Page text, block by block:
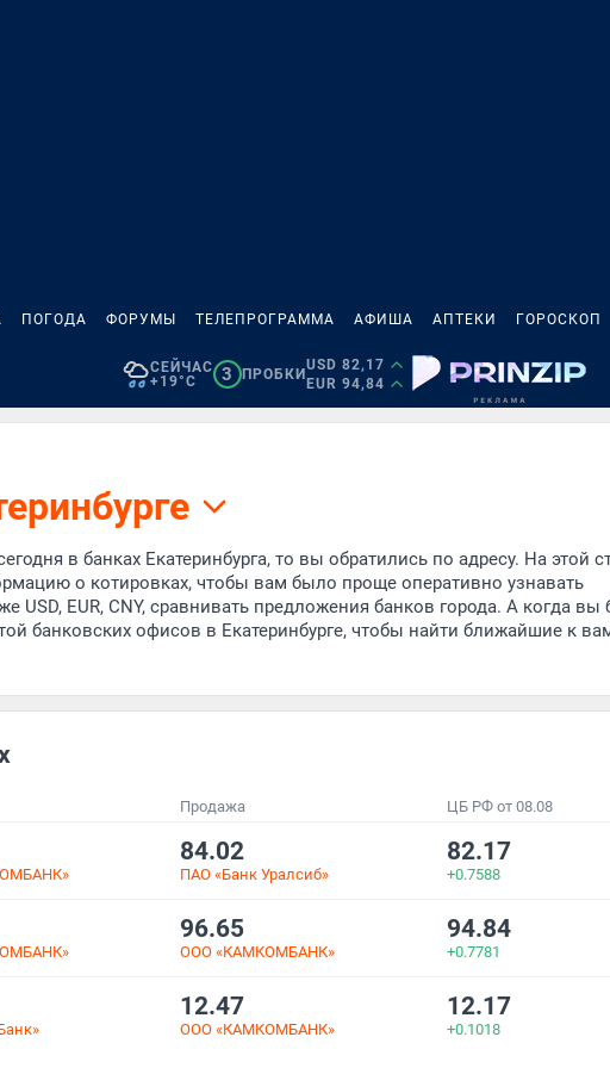
ПОГОДА ФОРУМЫ ТЕЛЕПРОГРАММА АФИША АПТЕКИ ГОРОСКОП
СЕЙЧАС
+19°C
3 ПРОБКИ
USD 82,17
EUR 94,84
в банках Екатеринбурга, то вы обратились по адресу. На этой
о котировках, чтобы вам было проще оперативно узнавать
EUR, CNY, сравнивать предложения банков города. А когда вы
банковских офисов в Екатеринбурге, чтобы найти ближайшие к
Продажа ЦБ РФ от 08.08
84.02
ПАО «Банк Уралсиб»
82.17
+0.7588
96.65
ООО «КАМКОМБАНК»
94.84
+0.7781
12.47
ООО «КАМКОМБАНК»
12.17
+0.1018